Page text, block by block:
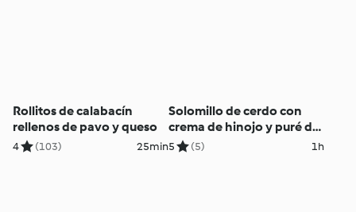
Rollitos de calabacín
rellenos de pavo y queso
4 (103) 25min
Solomillo de cerdo con
crema de hinojo y puré de
chirivías
5 (5) 1h